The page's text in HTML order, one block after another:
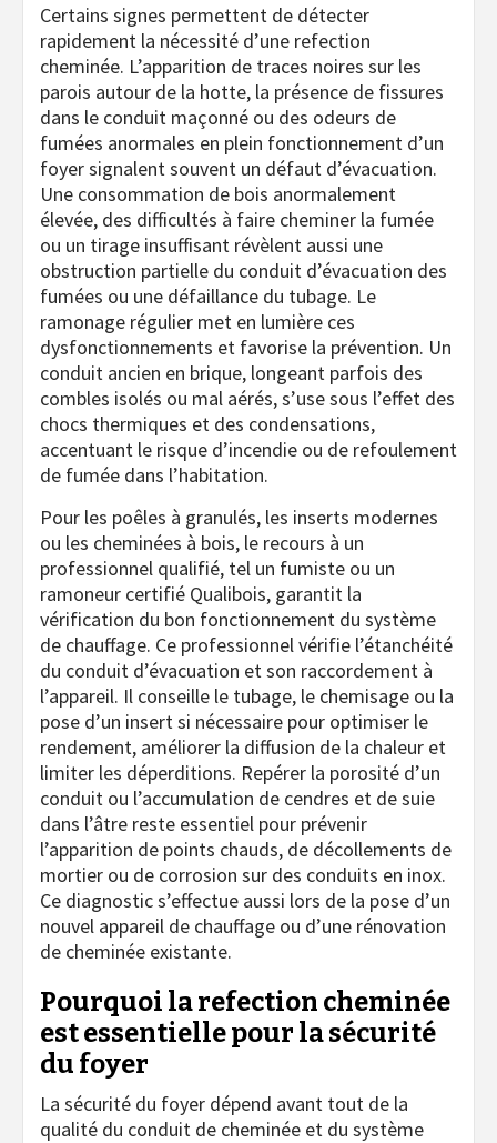
Certains signes permettent de détecter
rapidement la nécessité d’une refection
cheminée. L’apparition de traces noires sur les
parois autour de la hotte, la présence de fissures
dans le conduit maçonné ou des odeurs de
fumées anormales en plein fonctionnement d’un
foyer signalent souvent un défaut d’évacuation.
Une consommation de bois anormalement
élevée, des difficultés à faire cheminer la fumée
ou un tirage insuffisant révèlent aussi une
obstruction partielle du conduit d’évacuation des
fumées ou une défaillance du tubage. Le
ramonage régulier met en lumière ces
dysfonctionnements et favorise la prévention. Un
conduit ancien en brique, longeant parfois des
combles isolés ou mal aérés, s’use sous l’effet des
chocs thermiques et des condensations,
accentuant le risque d’incendie ou de refoulement
de fumée dans l’habitation.
Pour les poêles à granulés, les inserts modernes
ou les cheminées à bois, le recours à un
professionnel qualifié, tel un fumiste ou un
ramoneur certifié Qualibois, garantit la
vérification du bon fonctionnement du système
de chauffage. Ce professionnel vérifie l’étanchéité
du conduit d’évacuation et son raccordement à
l’appareil. Il conseille le tubage, le chemisage ou la
pose d’un insert si nécessaire pour optimiser le
rendement, améliorer la diffusion de la chaleur et
limiter les déperditions. Repérer la porosité d’un
conduit ou l’accumulation de cendres et de suie
dans l’âtre reste essentiel pour prévenir
l’apparition de points chauds, de décollements de
mortier ou de corrosion sur des conduits en inox.
Ce diagnostic s’effectue aussi lors de la pose d’un
nouvel appareil de chauffage ou d’une rénovation
de cheminée existante.
Pourquoi la refection cheminée
est essentielle pour la sécurité
du foyer
La sécurité du foyer dépend avant tout de la
qualité du conduit de cheminée et du système